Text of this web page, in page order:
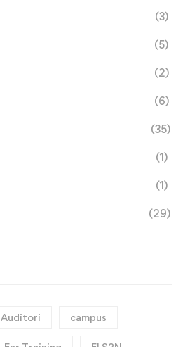
(3)
(5)
(2)
(6)
(35)
(1)
(1)
(29)
Auditori campus